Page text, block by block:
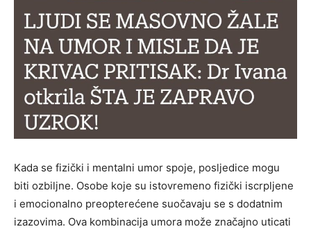
Kada se fizički i mentalni umor spoje, posljedice mogu
biti ozbiljne. Osobe koje su istovremeno fizički iscrpljene
i emocionalno preopterećene suočavaju se s dodatnim
izazovima. Ova kombinacija umora može značajno uticati